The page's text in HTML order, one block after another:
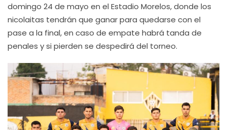
domingo 24 de mayo en el Estadio Morelos, donde los
nicolaitas tendrán que ganar para quedarse con el
pase a la final, en caso de empate habrá tanda de
penales y si pierden se despedirá del torneo.